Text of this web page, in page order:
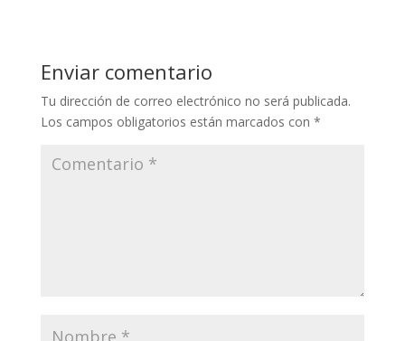
Enviar comentario
Tu dirección de correo electrónico no será publicada.
Los campos obligatorios están marcados con *